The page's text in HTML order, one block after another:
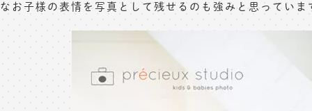
お子様の表情を写真として残せるのも強みと思っていま